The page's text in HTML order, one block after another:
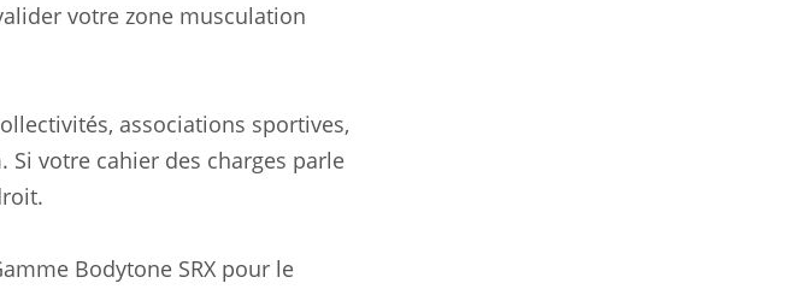
votre zone musculation
associations sportives,
votre cahier des charges parle
Bodytone SRX pour le